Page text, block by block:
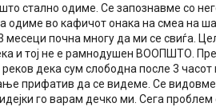
стално одиме. Се запознавме со
одиме во кафичот онака на смеа на
почна многу да ми се свиѓа.
и тој не е рамнодушен ВООПШТО.
дека сум слободна после 3 часот
прифатив да се видеме. Се видовме
го варам дечко ми. Сега